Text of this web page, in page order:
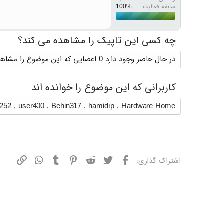
سابقه فعالیت:
چه کسی این تاپیک را مشاهده می کند؟
در حال حاضر وجود دارد 0 اعضایی که این موضوع را مشاهده می کنند
کاربرانی که این موضوع را خوانده اند
Hardware Home
,
hamidrp
,
Behin317
,
user400
,
اشتراک گذاری: فیسبوکتوییتر ردیت پینترستتامبلر واتسپ